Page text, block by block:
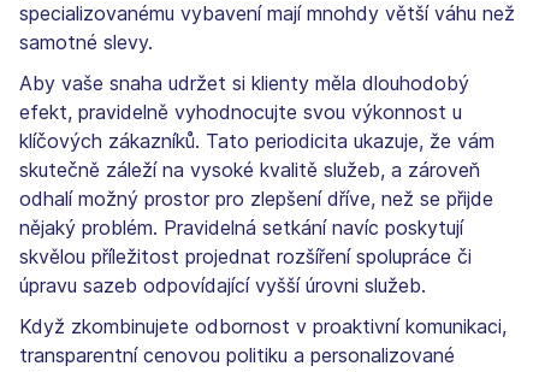
specializovanému vybavení mají mnohdy větší váhu než
samotné slevy.
Aby vaše snaha udržet si klienty měla dlouhodobý
efekt, pravidelně vyhodnocujte svou výkonnost u
klíčových zákazníků. Tato periodicita ukazuje, že vám
skutečně záleží na vysoké kvalitě služeb, a zároveň
odhalí možný prostor pro zlepšení dříve, než se přijde
nějaký problém. Pravidelná setkání navíc poskytují
skvělou příležitost projednat rozšíření spolupráce či
úpravu sazeb odpovídající vyšší úrovni služeb.
Když zkombinujete odbornost v proaktivní komunikaci,
transparentní cenovou politiku a personalizované